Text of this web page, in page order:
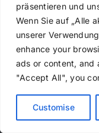
präsentieren und
Wenn Sie auf „Alle
unserer
enhance your
ads or content, and
"Accept All", you
Customise